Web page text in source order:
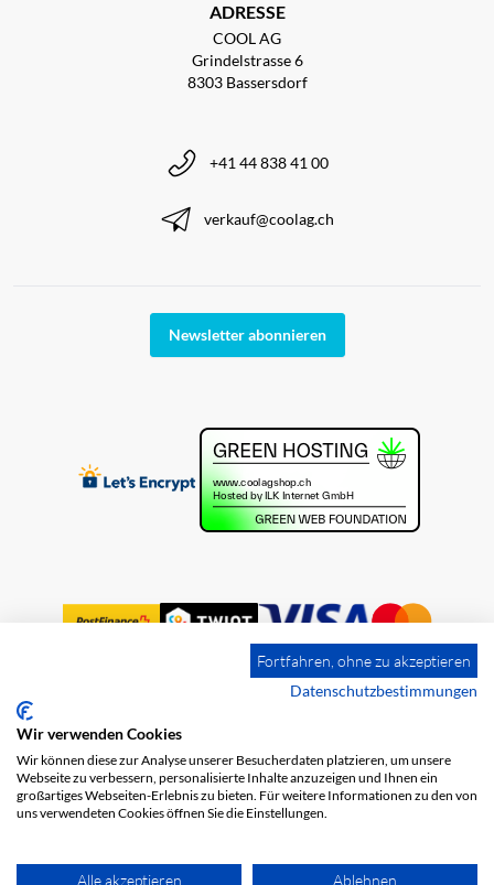
ADRESSE
COOL AG
Grindelstrasse 6
8303 Bassersdorf
+41 44 838 41 00
verkauf@coolag.ch
Newsletter abonnieren
Impressum
Datenschutz
Fortfahren, ohne zu akzeptieren
Datenschutzbestimmungen
Wir verwenden Cookies
Wir können diese zur Analyse unserer Besucherdaten platzieren, um unsere
Webseite zu verbessern, personalisierte Inhalte anzuzeigen und Ihnen ein
großartiges Webseiten-Erlebnis zu bieten. Für weitere Informationen zu den von
uns verwendeten Cookies öffnen Sie die Einstellungen.
Alle akzeptieren Ablehnen